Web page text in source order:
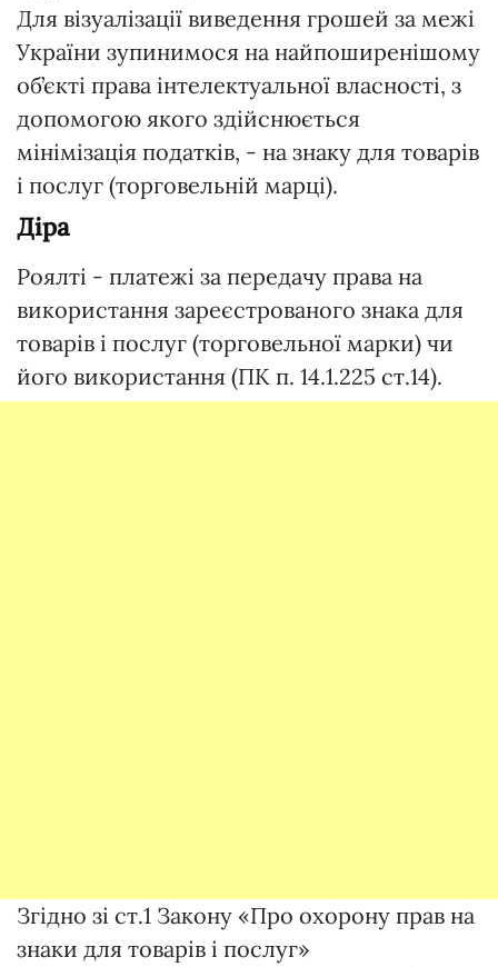
Для візуалізації виведення грошей за межі
України зупинимося на найпоширенішому
об’єкті права інтелектуальної власності, з
допомогою якого здійснюється
мінімізація податків, - на знаку для товарів
і послуг (торговельній марці).
Діра
Роялті - платежі за передачу права на
використання зареєстрованого знака для
товарів і послуг (торговельної марки) чи
його використання (ПК п. 14.1.225 ст.14).
Згідно зі ст.1 Закону «Про охорону прав на
знаки для товарів і послуг»